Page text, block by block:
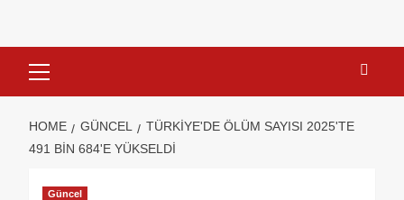
HOME GÜNCEL
TÜRKIYE'DE ÖLÜM SAYISI 2025'TE
491 BIN 684'E YÜKSELDI
Güncel